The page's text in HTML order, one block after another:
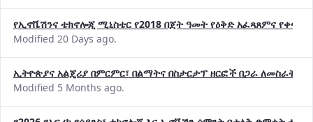
የኢኖቬሽንና ቴክኖሎጂ ሚኒስቴር የ2018 በጀት ዓመት የዕቅድ አፈጻጸምና
Modified 20 Days ago.
ኢትዮጵያና አልጄሪያ በምርምር፣ በልማትና በስታርታፕ ዘርፎች በጋራ ለመስራት
Modified 5 Months ago.
የ2026 የአፍሪካ የሳይንስ፣ ቴክኖሎጂ እና ኢኖቬሽን ሳምንት በታላቅ ድምቀት